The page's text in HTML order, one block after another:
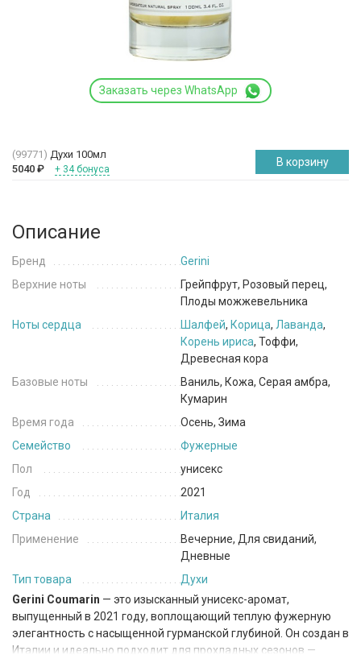
Заказать через WhatsApp
(99771) Духи 100мл
5040 ₽ + 34 бонуса
В корзину
Описание
Бренд
Gerini
Верхние ноты
Грейпфрут, Розовый перец,
Плоды можжевельника
Ноты сердца
Шалфей, Корица, Лаванда,
Корень ириса, Тоффи,
Древесная кора
Базовые ноты
Ваниль, Кожа, Серая амбра,
Кумарин
Время года
Осень, Зима
Семейство
Фужерные
Пол
унисекс
Год
2021
Страна
Италия
Применение
Вечерние, Для свиданий,
Дневные
Тип товара
Духи
Gerini Coumarin — это изысканный унисекс-аромат,
выпущенный в 2021 году, воплощающий теплую фужерную
элегантность с насыщенной гурманской глубиной. Он создан в
Италии и идеально подходит для прохладных сезонов —